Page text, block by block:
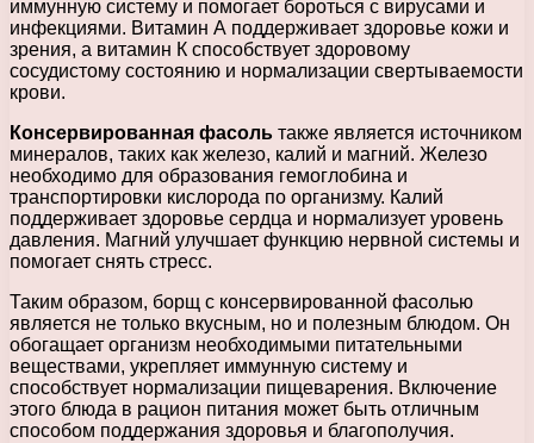
иммунную систему и помогает бороться с вирусами и
инфекциями. Витамин А поддерживает здоровье кожи и
зрения, а витамин К способствует здоровому
сосудистому состоянию и нормализации свертываемости
крови.
Консервированная фасоль также является источником
минералов, таких как железо, калий и магний. Железо
необходимо для образования гемоглобина и
транспортировки кислорода по организму. Калий
поддерживает здоровье сердца и нормализует уровень
давления. Магний улучшает функцию нервной системы и
помогает снять стресс.
Таким образом, борщ с консервированной фасолью
является не только вкусным, но и полезным блюдом. Он
обогащает организм необходимыми питательными
веществами, укрепляет иммунную систему и
способствует нормализации пищеварения. Включение
этого блюда в рацион питания может быть отличным
способом поддержания здоровья и благополучия.